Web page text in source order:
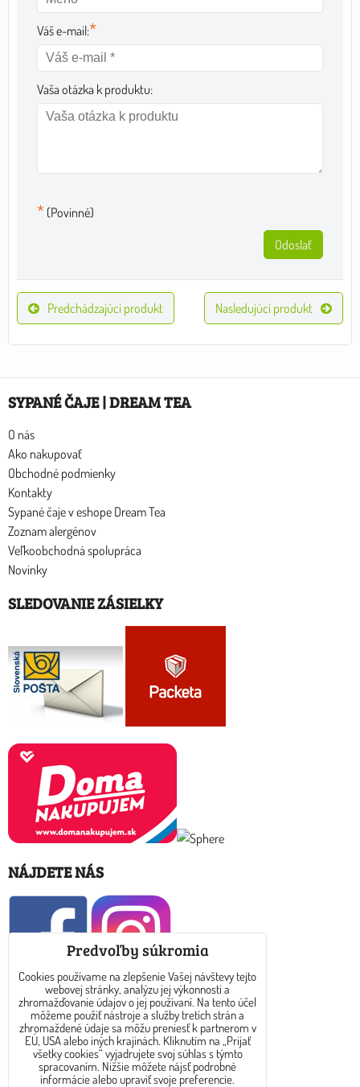
Váš e-mail:*
Vaša otázka k produktu:
* (Povinné)
Odoslať
Predchádzajúci produkt Nasledujúci produkt
SYPANÉ ČAJE | DREAM TEA
O nás
Ako nakupovať
Obchodné podmienky
Kontakty
Sypané čaje v eshope Dream Tea
Zoznam alergénov
Veľkoobchodná spolupráca
Novinky
SLEDOVANIE ZÁSIELKY
NÁJDETE NÁS
KONTAKT
E-mail: info@dreamtea.sk
tel: 0910 325 889
Predvoľby súkromia
Cookies používame na zlepšenie Vašej návštevy tejto
webovej stránky, analýzu jej výkonnosti a
zhromažďovanie údajov o jej používaní. Na tento účel
môžeme použiť nástroje a služby tretích strán a
zhromaždené údaje sa môžu preniesť k partnerom v
EÚ, USA alebo iných krajinách. Kliknutím na „Prijať
všetky cookies“ vyjadrujete svoj súhlas s týmto
spracovaním. Nižšie môžete nájsť podrobné
informácie alebo upraviť svoje preferencie.